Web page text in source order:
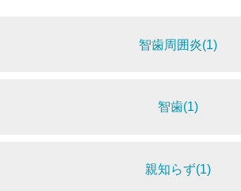
智歯周囲炎(1)
智歯(1)
親知らず(1)